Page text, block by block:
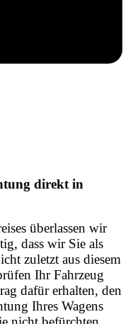
direkt in
überlassen wir
dass wir Sie als
zuletzt aus diesem
Ihr Fahrzeug
dafür erhalten, den
Ihres Wagens